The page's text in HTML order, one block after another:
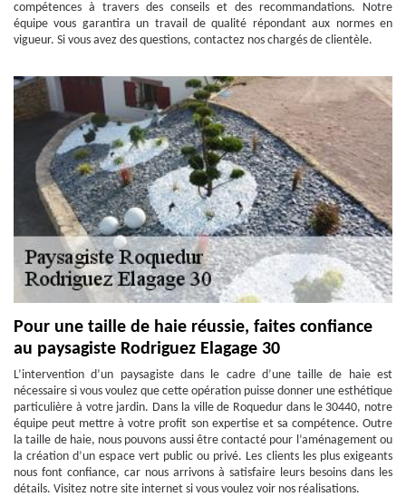
compétences à travers des conseils et des recommandations. Notre
équipe vous garantira un travail de qualité répondant aux normes en
vigueur. Si vous avez des questions, contactez nos chargés de clientèle.
Pour une taille de haie réussie, faites confiance
au paysagiste Rodriguez Elagage 30
L’intervention d’un paysagiste dans le cadre d’une taille de haie est
nécessaire si vous voulez que cette opération puisse donner une esthétique
particulière à votre jardin. Dans la ville de Roquedur dans le 30440, notre
équipe peut mettre à votre profit son expertise et sa compétence. Outre
la taille de haie, nous pouvons aussi être contacté pour l’aménagement ou
la création d’un espace vert public ou privé. Les clients les plus exigeants
nous font confiance, car nous arrivons à satisfaire leurs besoins dans les
détails. Visitez notre site internet si vous voulez voir nos réalisations.